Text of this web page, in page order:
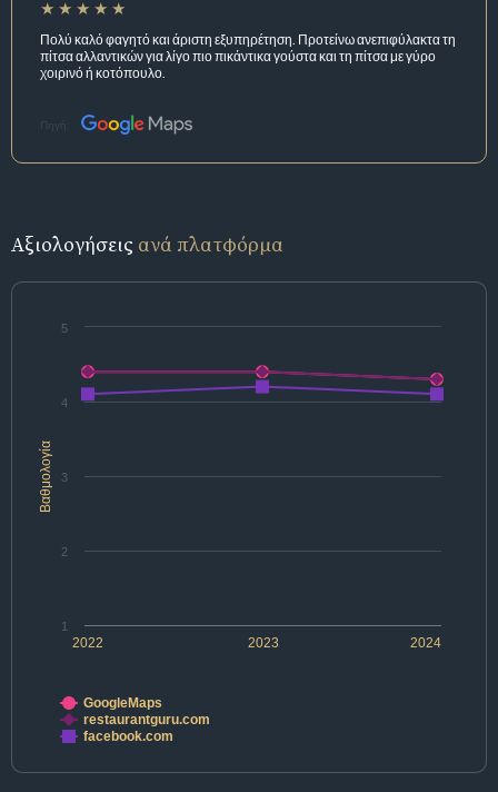
Πολύ καλό φαγητό και άριστη εξυπηρέτηση. Προτείνω ανεπιφύλακτα τη
πίτσα αλλαντικών για λίγο πιο πικάντικα γούστα και τη πίτσα με γύρο
χοιρινό ή κοτόπουλο.
Πηγή:
Αξιολογήσεις ανά πλατφόρμα
Βαθμολογία
2022 2023 2024
1
2
3
4
5
GoogleMaps
restaurantguru.com
facebook.com